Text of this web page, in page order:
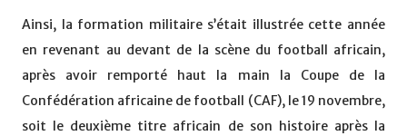
Ainsi, la formation militaire s’était illustrée cette année
en revenant au devant de la scène du football africain,
après avoir remporté haut la main la Coupe de la
Confédération africaine de football (CAF), le 19 novembre,
soit le deuxième titre africain de son histoire après la